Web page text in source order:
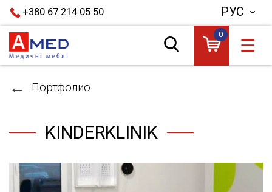
+380 67 214 05 50 РУС
0
☰
Портфолио
KINDERKLINIK